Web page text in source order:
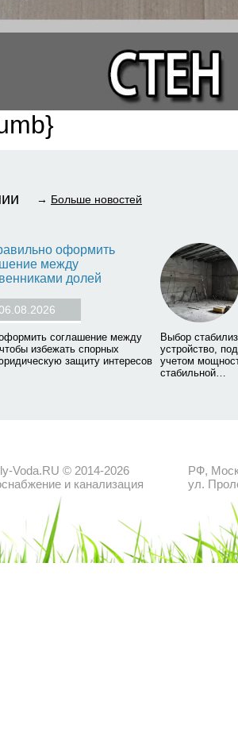
→ Больше новостей
оформить
между
долей
соглашение между
избежать спорных
защиту интересов
Выбор
устройство,
учетом
стабильной…
Voda.RU © 2014-2026
и канализация
РФ,
ул.